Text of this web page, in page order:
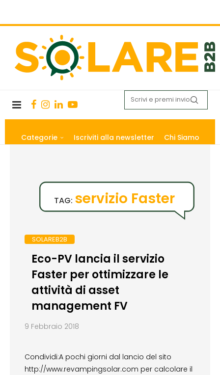
Categorie Iscriviti alla newsletter Chi Siamo
TAG: servizio Faster
SOLAREB2B
Eco-PV lancia il servizio
Faster per ottimizzare le
attività di asset
management FV
9 Febbraio 2018
Condividi:A pochi giorni dal lancio del sito
http://www.revampingsolar.com per calcolare il